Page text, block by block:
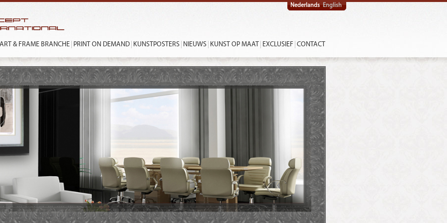
Nederlands English
ART & FRAME BRANCHE PRINT ON DEMAND KUNSTPOSTERS NIEUWS KUNST OP MAAT EXCLUSIEF CONTACT